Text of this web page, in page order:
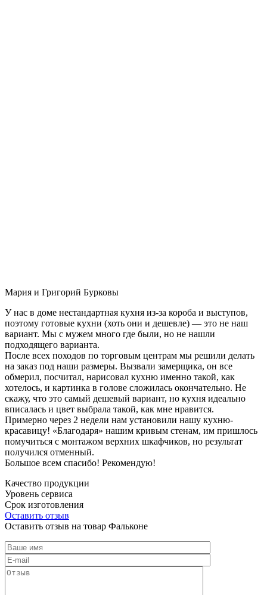
Мария и Григорий Бурковы
У нас в доме нестандартная кухня из-за короба и выступов,
поэтому готовые кухни (хоть они и дешевле) — это не наш
вариант. Мы с мужем много где были, но не нашли
подходящего варианта.
После всех походов по торговым центрам мы решили делать
на заказ под наши размеры. Вызвали замерщика, он все
обмерил, посчитал, нарисовал кухню именно такой, как
хотелось, и картинка в голове сложилась окончательно. Не
скажу, что это самый дешевый вариант, но кухня идеально
вписалась и цвет выбрала такой, как мне нравится.
Примерно через 2 недели нам установили нашу кухню-
красавицу! «Благодаря» нашим кривым стенам, им пришлось
помучиться с монтажом верхних шкафчиков, но результат
получился отменный.
Большое всем спасибо! Рекомендую!
Качество продукции
Уровень сервиса
Срок изготовления
Оставить отзыв
Оставить отзыв на товар Фальконе